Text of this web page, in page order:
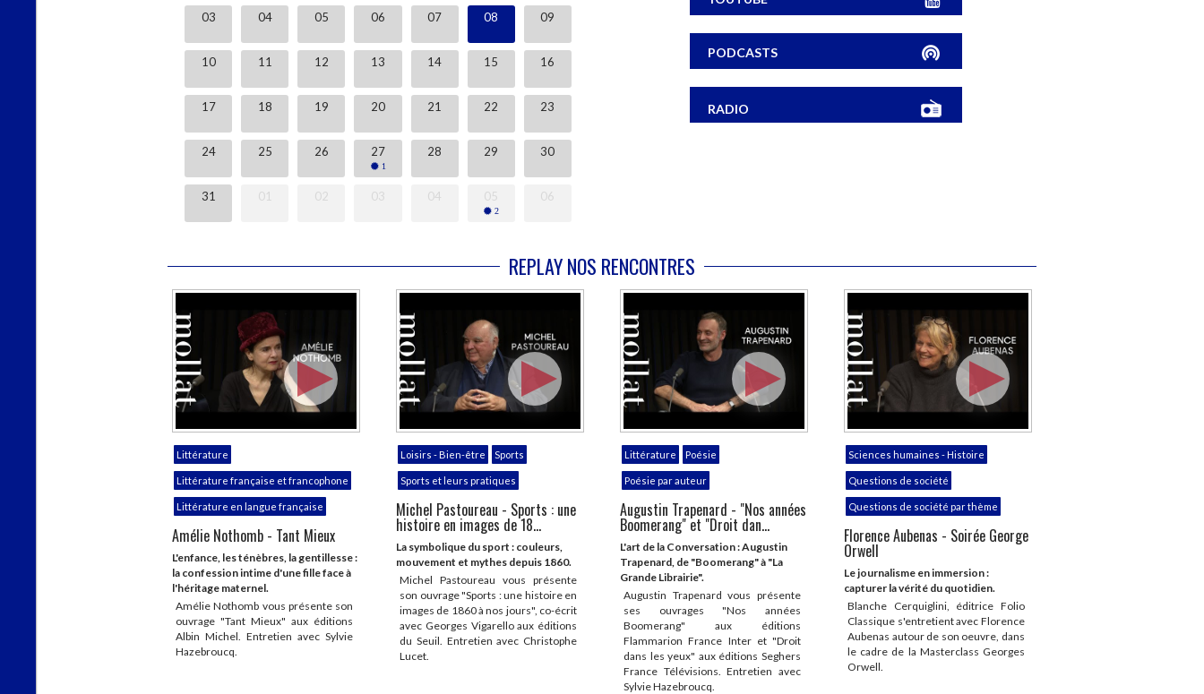
03 04 05 06 07 08 09
10 11 12 13 14 15 16
17 18 19 20 21 22 23
24 25 26 27
1
Le 27/08/2026 - De 16:00 à 19:00
séance de dédicace de son livre "Les adieux ne
durent jamais" aux éditions Bamboo.
28 29 30
31 01 02 03 04 05
2
Lecture d'histoires pour petites et grandes
BD Manga
Evénement
06
PODCASTS
RADIO
REPLAY NOS RENCONTRES
Littérature
Littérature française et francophone
Littérature en langue française
Amélie Nothomb - Tant Mieux
L'enfance, les ténèbres, la gentillesse :
la confession intime d'une fille face à
l'héritage maternel.
Amélie Nothomb vous présente son
ouvrage "Tant Mieux" aux éditions
Albin Michel. Entretien avec Sylvie
Hazebroucq.
Loisirs - Bien-être Sports
Sports et leurs pratiques
Michel Pastoureau - Sports : une
histoire en images de 18...
La symbolique du sport : couleurs,
mouvement et mythes depuis 1860.
Michel Pastoureau vous présente
son ouvrage "Sports : une histoire en
images de 1860 à nos jours", co-écrit
avec Georges Vigarello aux éditions
du Seuil. Entretien avec Christophe
Lucet.
Littérature Poésie
Poésie par auteur
Augustin Trapenard - "Nos années
Boomerang" et "Droit dan...
L'art de la Conversation : Augustin
Trapenard, de "Boomerang" à "La
Grande Librairie".
Augustin Trapenard vous présente
ses ouvrages "Nos années
Boomerang" aux éditions
Flammarion France Inter et "Droit
dans les yeux" aux éditions Seghers
France Télévisions. Entretien avec
Sylvie Hazebroucq.
Sciences humaines - Histoire
Questions de société
Questions de société par thème
Florence Aubenas - Soirée George
Orwell
Le journalisme en immersion :
capturer la vérité du quotidien.
Blanche Cerquiglini, éditrice Folio
Classique s'entretient avec Florence
Aubenas autour de son oeuvre, dans
le cadre de la Masterclass Georges
Orwell.